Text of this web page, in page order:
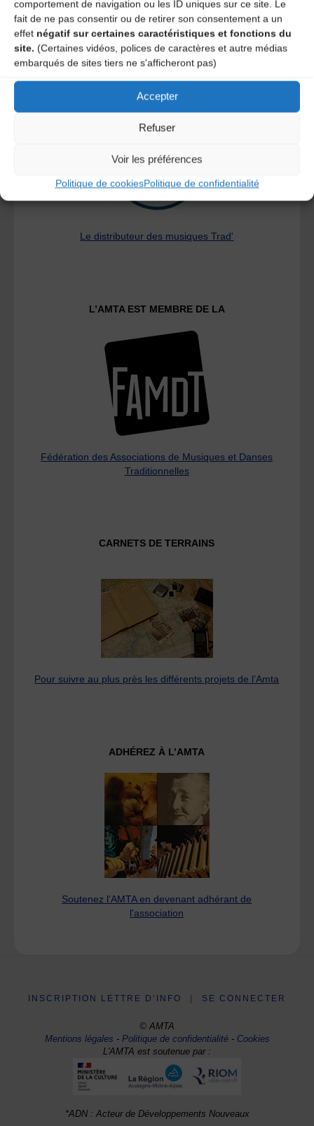
comportement de navigation ou les ID uniques sur ce site. Le
fait de ne pas consentir ou de retirer son consentement a un
effet négatif sur certaines caractéristiques et fonctions du
site. (Certaines vidéos, polices de caractères et autre médias
embarqués de sites tiers ne s'afficheront pas)
Accepter
Refuser
Voir les préférences
Politique de cookiesPolitique de confidentialité
A DECOUVRIR :
Le distributeur des musiques Trad'
L’AMTA EST MEMBRE DE LA
Fédération des Associations de Musiques et Danses
Traditionnelles
CARNETS DE TERRAINS
Pour suivre au plus près les différents projets de l’Amta
ADHÉREZ À L’AMTA
Soutenez l'AMTA en devenant adhérant de
l'association
INSCRIPTION LETTRE D’INFO SE CONNECTER
© AMTA
Mentions légales -Politique de confidentialité- Cookies
L'AMTA est soutenue par :
*ADN : Acteur de Développements Nouveaux